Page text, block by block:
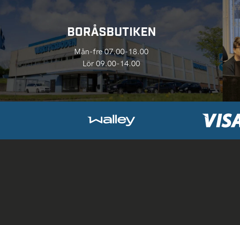
BORÅSBUTIKEN
Mån-fre 07.00-18.00
Lör 09.00-14.00